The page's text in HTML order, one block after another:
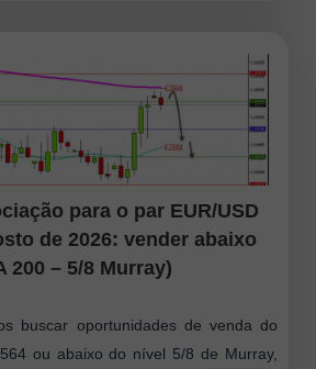
para o par EUR/USD
de 2026: vender abaixo
200 – 5/8 Murray)
buscar oportunidades de venda do
ou abaixo do nível 5/8 de Murray,